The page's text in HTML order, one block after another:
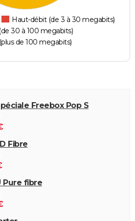
Haut-débit (de 3 à 30 megabits)
30 à 100 megabits)
de 100 megabits)
Freebox Pop S
Fibre
Pure fibre